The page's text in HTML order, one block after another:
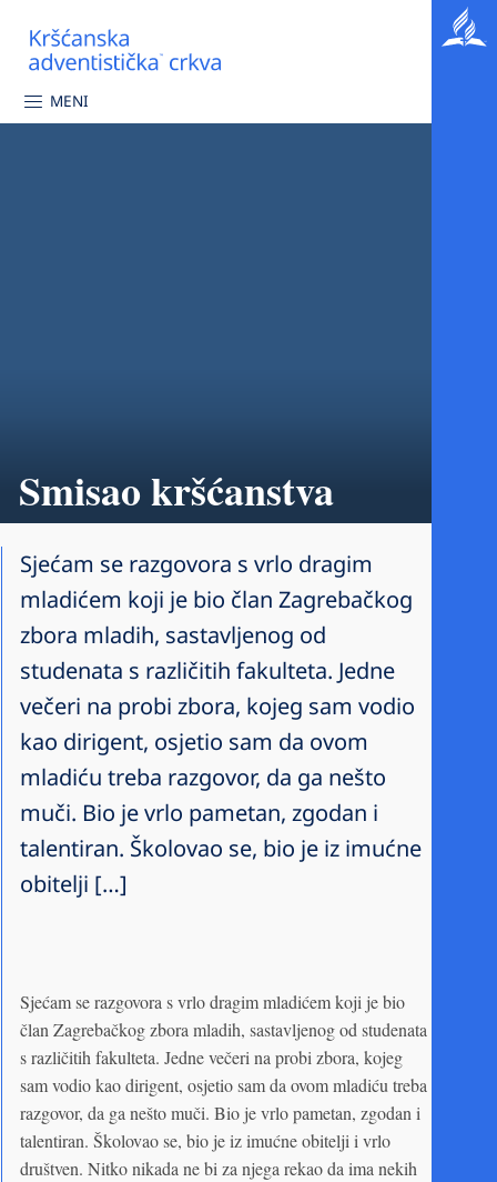
MENI
Smisao kršćanstva
Sjećam se razgovora s vrlo dragim
mladićem koji je bio član Zagrebačkog
zbora mladih, sastavljenog od
studenata s različitih fakulteta. Jedne
večeri na probi zbora, kojeg sam vodio
kao dirigent, osjetio sam da ovom
mladiću treba razgovor, da ga nešto
muči. Bio je vrlo pametan, zgodan i
talentiran. Školovao se, bio je iz imućne
obitelji […]
Sjećam se razgovora s vrlo dragim mladićem koji je bio
član Zagrebačkog zbora mladih, sastavljenog od studenata
s različitih fakulteta. Jedne večeri na probi zbora, kojeg
sam vodio kao dirigent, osjetio sam da ovom mladiću treba
razgovor, da ga nešto muči. Bio je vrlo pametan, zgodan i
talentiran. Školovao se, bio je iz imućne obitelji i vrlo
društven. Nitko nikada ne bi za njega rekao da ima nekih